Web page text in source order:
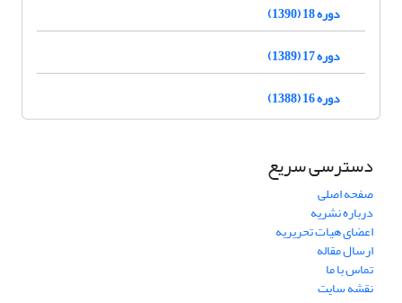
دوره 18 (1390)
دوره 17 (1389)
دوره 16 (1388)
دسترسی سریع
صفحه اصلی
درباره نشریه
اعضای هیات تحریریه
ارسال مقاله
تماس با ما
نقشه سایت